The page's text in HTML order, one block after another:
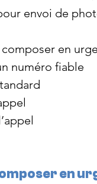
envoi de
en
numéro fiable
en